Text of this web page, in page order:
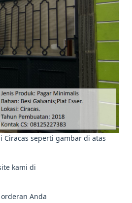
Ciracas seperti gambar di atas
kami di
Anda